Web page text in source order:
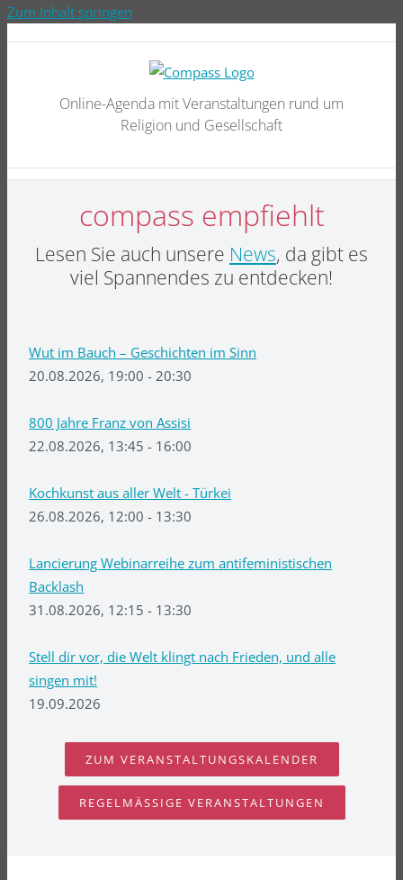
Zum Inhalt springen
Online-Agenda mit Veranstaltungen rund um
Religion und Gesellschaft
compass empfiehlt
Lesen Sie auch unsere News, da gibt es
viel Spannendes zu entdecken!
Wut im Bauch – Geschichten im Sinn
20.08.2026, 19:00 - 20:30
800 Jahre Franz von Assisi
22.08.2026, 13:45 - 16:00
Kochkunst aus aller Welt - Türkei
26.08.2026, 12:00 - 13:30
Lancierung Webinarreihe zum antifeministischen
Backlash
31.08.2026, 12:15 - 13:30
Stell dir vor, die Welt klingt nach Frieden, und alle
singen mit!
19.09.2026
ZUM VERANSTALTUNGSKALENDER
REGELMÄSSIGE VERANSTALTUNGEN